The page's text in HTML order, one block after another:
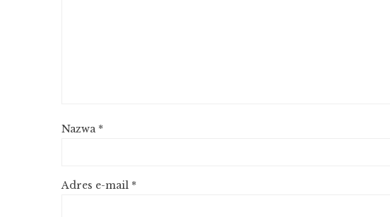
Nazwa *
Adres e-mail *